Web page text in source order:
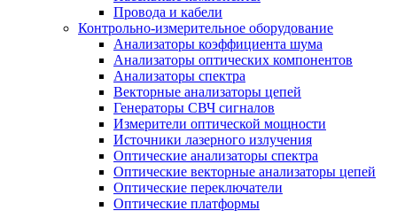
Провода и кабели
Контрольно-измерительное оборудование
Анализаторы коэффициента шума
Анализаторы оптических компонентов
Анализаторы спектра
Векторные анализаторы цепей
Генераторы СВЧ сигналов
Измерители оптической мощности
Источники лазерного излучения
Оптические анализаторы спектра
Оптические векторные анализаторы цепей
Оптические переключатели
Оптические платформы